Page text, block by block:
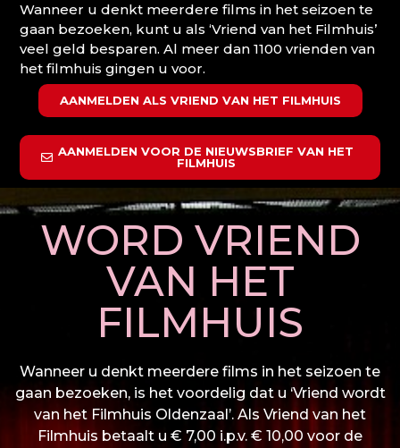
Wanneer u denkt meerdere films in het seizoen te
gaan bezoeken, kunt u als ‘Vriend van het Filmhuis’
veel geld besparen. Al meer dan 1100 vrienden van
het filmhuis gingen u voor.
AANMELDEN ALS VRIEND VAN HET FILMHUIS
AANMELDEN VOOR DE NIEUWSBRIEF VAN HET
FILMHUIS
WORD VRIEND
VAN HET
FILMHUIS
Wanneer u denkt meerdere films in het seizoen te
gaan bezoeken, is het voordelig dat u ‘Vriend wordt
van het Filmhuis Oldenzaal’. Als Vriend van het
Filmhuis betaalt u € 7,00 i.p.v. € 10,00 voor de